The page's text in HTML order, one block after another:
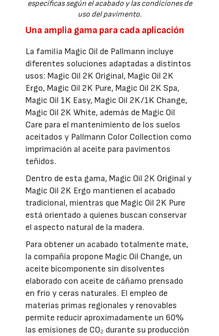
específicas según el acabado y las condiciones de
uso del pavimento.
Una amplia gama para cada aplicación
La familia Magic Oil de Pallmann incluye
diferentes soluciones adaptadas a distintos
usos: Magic Oil 2K Original, Magic Oil 2K
Ergo, Magic Oil 2K Pure, Magic Oil 2K Spa,
Magic Oil 1K Easy, Magic Oil 2K/1K Change,
Magic Oil 2K White, además de Magic Oil
Care para el mantenimiento de los suelos
aceitados y Pallmann Color Collection como
imprimación al aceite para pavimentos
teñidos.
Dentro de esta gama, Magic Oil 2K Original y
Magic Oil 2K Ergo mantienen el acabado
tradicional, mientras que Magic Oil 2K Pure
está orientado a quienes buscan conservar
el aspecto natural de la madera.
Para obtener un acabado totalmente mate,
la compañía propone Magic Oil Change, un
aceite bicomponente sin disolventes
elaborado con aceite de cáñamo prensado
en frío y ceras naturales. El empleo de
materias primas regionales y renovables
permite reducir aproximadamente un 60%
las emisiones de CO₂ durante su producción